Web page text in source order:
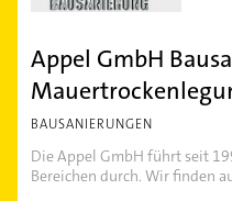
Appel GmbH
BAUSANIERUNGEN
Die Appel GmbH führt seit
Bereichen durch. Wir finden